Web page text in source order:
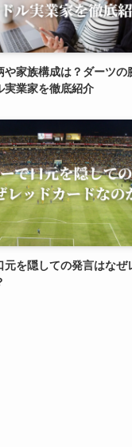
や家族構成は？ダーツの
実業家を徹底紹介
元を隠しての発言はなぜ